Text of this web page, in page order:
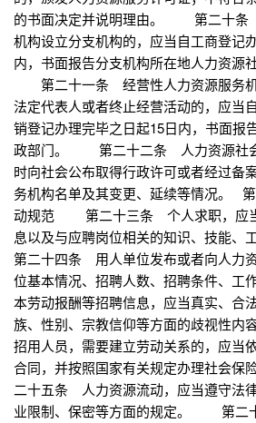
的书面决定并说明理由。 第二十条
机构设立分支机构的，应当自工商登记
内，书面报告分支机构所在地人力资源
第二十一条 经营性人力资源服务机
法定代表人或者终止经营活动的，应当
销登记办理完毕之日起15日内，书面报
政部门。 第二十二条 人力资源社会
时向社会公布取得行政许可或者经过备
务机构名单及其变更、延续等情况。
动规范 第二十三条 个人求职，应当
息以及与应聘岗位相关的知识、技能
第二十四条 用人单位发布或者向人力
位基本情况、招聘人数、招聘条件、工
本劳动报酬等招聘信息，应当真实、合
族、性别、宗教信仰等方面的歧视性
招用人员，需要建立劳动关系的，应当
合同，并按照国家有关规定办理社会
二十五条 人力资源流动，应当遵守法
业限制、保密等方面的规定。 第二